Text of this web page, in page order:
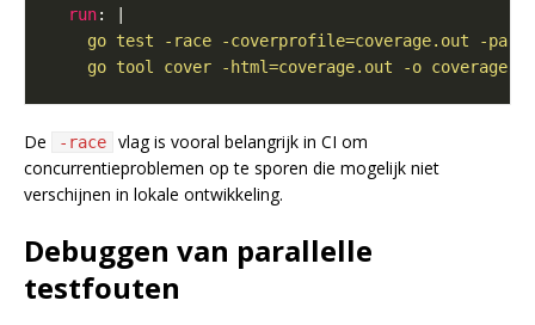
run: |
go tool cover -html=coverage.out -o
De -race
vlag is vooral belangrijk in CI om
concurrentieproblemen op te sporen die mogelijk niet
verschijnen in lokale ontwikkeling.
Debuggen van parallelle
testfouten